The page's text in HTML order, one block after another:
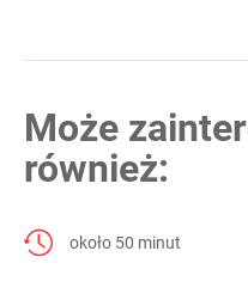
Może
również:
około 50 minut